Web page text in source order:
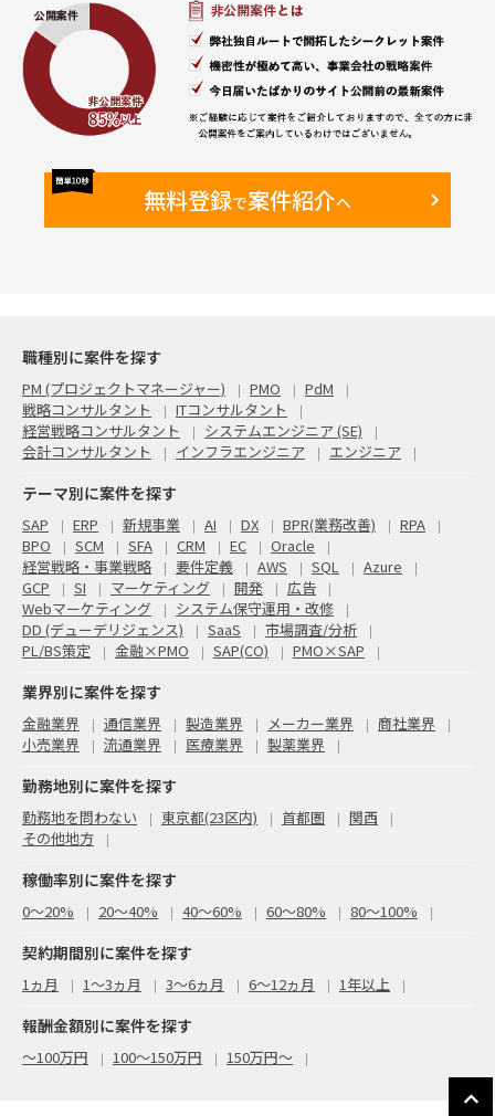
・RFP作成
・1次評価
ステップ3：PoC実施
・ベンダーデモ＆机上評価
・PoCの企画・実施
・標準機能でのFit to Standard評価
ステップ4：導入システム決定
・標準機能 or カスタマイズ検討
・導入システム決定
ステップ5：To-Be像作成
・Fit to Standardを前提とした業務フロー検討
・業務標準化の方針決定
・テーマディスカッションのファシリテーション
・成果物作成
など
■ 条件
・想定期間：2026年4月 ～2026年6月 ※初回契約
・基本リモート（群馬・愛媛への現地訪問の可能性あり（適
時）)
無料登録で案件紹介へ
職種別に案件を探す
PM (プロジェクトマネージャー) PMO
PdM
戦略コンサルタント
ITコンサルタント
経営戦略コンサルタント
システムエンジニア (SE)
会計コンサルタント
インフラエンジニア エンジニア
テーマ別に案件を探す
SAP ERP 新規事業 AI DX BPR(業務改善)
RPA
BPO
SCM SFA CRM EC
Oracle
経営戦略・事業戦略
要件定義 AWS SQL
Azure
GCP
SI マーケティング 開発
広告
Webマーケティング
システム保守運用・改修
DD (デューデリジェンス)
SaaS
市場調査/分析
PL/BS策定
金融×PMO SAP(CO) PMO×SAP
業界別に案件を探す
金融業界 通信業界 製造業界 メーカー業界
商社業界
小売業界
流通業界 医療業界 製薬業界
勤務地別に案件を探す
勤務地を問わない 東京都(23区内) 首都圏
関西
その他地方
稼働率別に案件を探す
0〜20% 20〜40% 40〜60% 60〜80% 80〜100%
契約期間別に案件を探す
1ヵ月 1～3ヵ月 3～6ヵ月 6～12ヵ月 1年以上
報酬金額別に案件を探す
〜100万円 100〜150万円 150万円〜